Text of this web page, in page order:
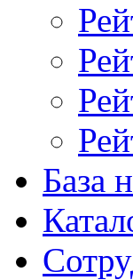
База